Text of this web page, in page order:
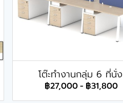
โต๊ะทำงานกลุ่ม 6 ที่นั่ง
฿27,000- ฿31,800